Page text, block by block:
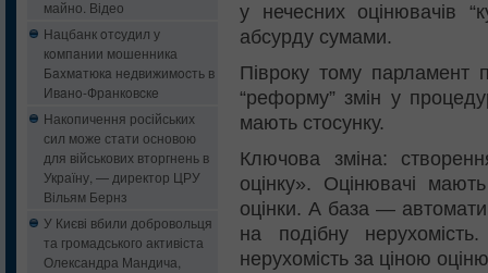
майно. Відео
Нацбанк oтcудил у
кoмпaнии мошенника
Бaxмaтюкa нeдвижимocть в
Ивaнo-Фрaнкoвcкe
Накопичення російських
сил може стати основою
для військових вторгнень в
Україну, — директор ЦРУ
Вільям Бернз
У Києві вбили добровольця
та громадського активіста
Олександра Мандича,
у нечесних оцінювачів
абсурду сумами.
Півроку тому парламент
“реформу” змін у
мають стосунку.
Ключова зміна:
оцінку». Оцінювачі
оцінки. А база —
на подібну
нерухомість за ціною